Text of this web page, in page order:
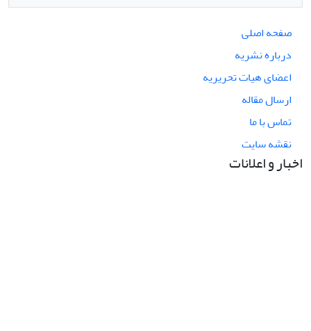
صفحه اصلی
درباره نشریه
اعضای هیات تحریریه
ارسال مقاله
تماس با ما
نقشه سایت
اخبار و اعلانات